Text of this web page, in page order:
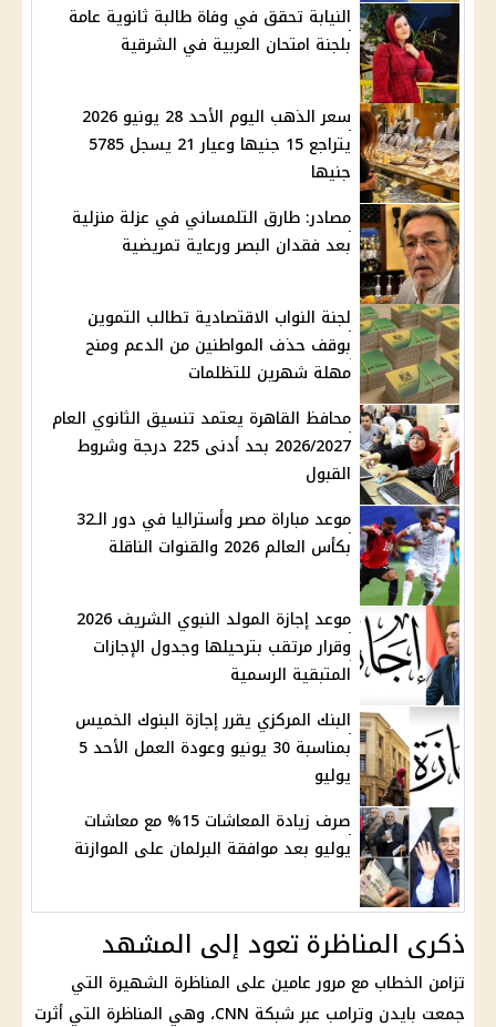
النيابة تحقق في وفاة طالبة ثانوية عامة
بلجنة امتحان العربية في الشرقية
سعر الذهب اليوم الأحد 28 يونيو 2026
يتراجع 15 جنيها وعيار 21 يسجل 5785
جنيها
مصادر: طارق التلمساني في عزلة منزلية
بعد فقدان البصر ورعاية تمريضية
لجنة النواب الاقتصادية تطالب التموين
بوقف حذف المواطنين من الدعم ومنح
مهلة شهرين للتظلمات
محافظ القاهرة يعتمد تنسيق الثانوي العام
2026/2027 بحد أدنى 225 درجة وشروط
القبول
موعد مباراة مصر وأستراليا في دور الـ32
بكأس العالم 2026 والقنوات الناقلة
موعد إجازة المولد النبوي الشريف 2026
وقرار مرتقب بترحيلها وجدول الإجازات
المتبقية الرسمية
البنك المركزي يقرر إجازة البنوك الخميس
بمناسبة 30 يونيو وعودة العمل الأحد 5
يوليو
صرف زيادة المعاشات 15% مع معاشات
يوليو بعد موافقة البرلمان على الموازنة
ذكرى المناظرة تعود إلى المشهد
تزامن الخطاب مع مرور عامين على المناظرة الشهيرة التي
جمعت بايدن وترامب عبر شبكة CNN، وهي المناظرة التي أثرت